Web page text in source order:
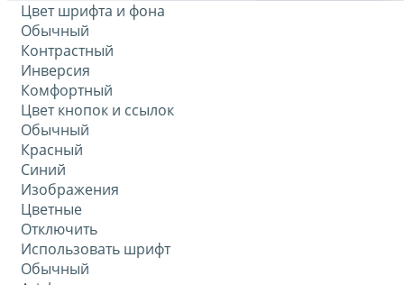
Цвет шрифта и фона
Обычный
Контрастный
Инверсия
Комфортный
Цвет кнопок и ссылок
Обычный
Красный
Синий
Изображения
Цветные
Отключить
Использовать шрифт
Обычный